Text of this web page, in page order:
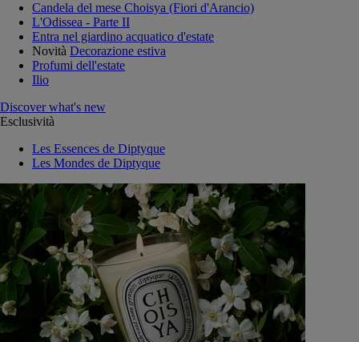
Candela del mese Choisya (Fiori d'Arancio)
L'Odissea - Parte II
Entra nel giardino acquatico d'estate
Novità Decorazione estiva
Profumi dell'estate
Ilio
Discover what's new
Esclusività
Les Essences de Diptyque
Les Mondes de Diptyque